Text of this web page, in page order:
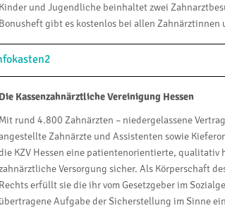
und Jugendliche beinhaltet zwei
gibt es kostenlos bei allen Zahnärztinnen
Kassenzahnärztliche Vereinigung Hessen
rund 4.800 Zahnärzten – niedergelassene
Zahnärzte und Assistenten sowie
KZV Hessen eine patientenorientierte, qualitativ
Versorgung sicher. Als Körperschaft
erfüllt sie die ihr vom Gesetzgeber im
Aufgabe der Sicherstellung im Sinne